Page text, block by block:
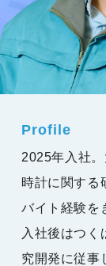
Profile
2025年入社
時計に関する
バイト経験を
入社後はつく
究開発に従事